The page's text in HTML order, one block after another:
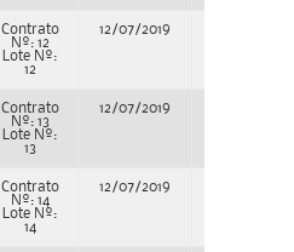
Contrato
Nº: 12
Lote Nº:
12
12/07/2019
Contrato
Nº: 13
Lote Nº:
13
12/07/2019
Contrato
Nº: 14
Lote Nº:
14
12/07/2019